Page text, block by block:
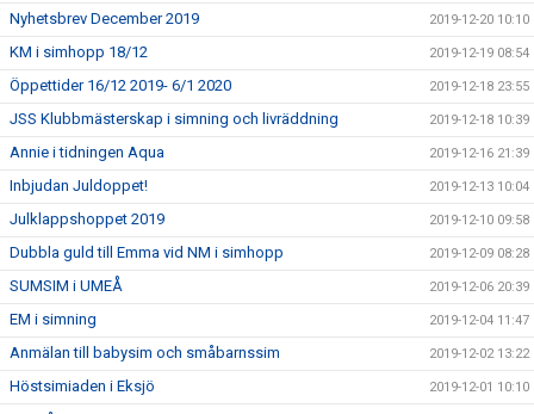
Nyhetsbrev December 2019 2019-12-20 10:10
KM i simhopp 18/12 2019-12-19 08:54
Öppettider 16/12 2019- 6/1 2020 2019-12-18 23:55
JSS Klubbmästerskap i simning och livräddning 2019-12-18 10:39
Annie i tidningen Aqua 2019-12-16 21:39
Inbjudan Juldoppet! 2019-12-13 10:04
Julklappshoppet 2019 2019-12-10 09:58
Dubbla guld till Emma vid NM i simhopp 2019-12-09 08:28
SUMSIM i UMEÅ 2019-12-06 20:39
EM i simning 2019-12-04 11:47
Anmälan till babysim och småbarnssim 2019-12-02 13:22
Höstsimiaden i Eksjö 2019-12-01 10:10